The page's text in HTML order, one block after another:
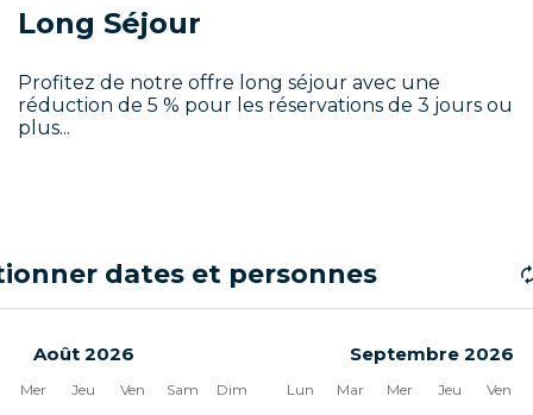
Long Séjour
Profitez de notre offre long séjour avec une
réduction de 5 % pour les réservations de 3 jours ou
plus...
dates et personnes
Août 2026
Mer Jeu Ven Sam Dim
Septembre 2026
Lun Mar Mer Jeu Ven